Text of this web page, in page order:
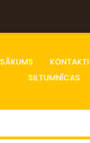
SĀKUMS KONTAKTI
SILTUMNĪCAS